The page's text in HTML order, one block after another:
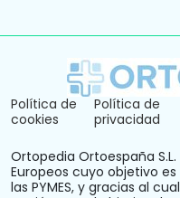
Política de
cookies
Política de
privacidad
Ortopedia Ortoespaña
Europeos cuyo objetivo
las PYMES, y gracias al